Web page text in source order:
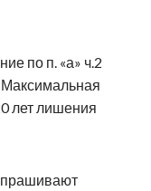
по п. «а» ч.2
Максимальная
лет лишения